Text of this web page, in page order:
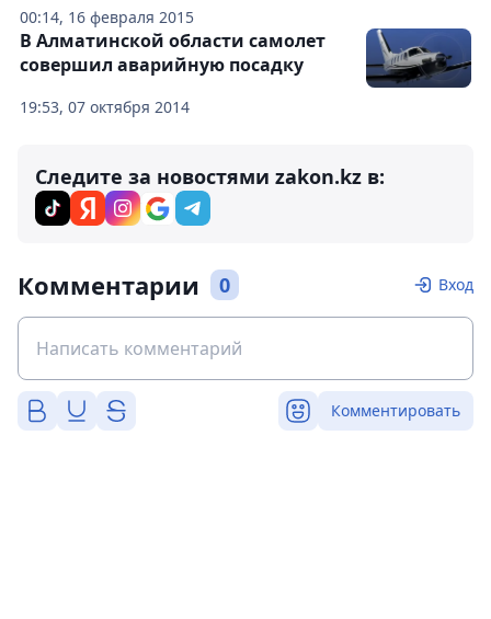
00:14, 16 февраля 2015
19:53, 07 октября 2014
В Алматинской области самолет
совершил аварийную посадку
Следите за новостями zakon.kz в:
Комментарии 0 Вход
Комментировать